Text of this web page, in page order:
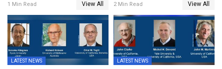
1 Min Read View All
IN MALAYALAM
2 Min Read View All
LATEST NEWS LATEST NEWS